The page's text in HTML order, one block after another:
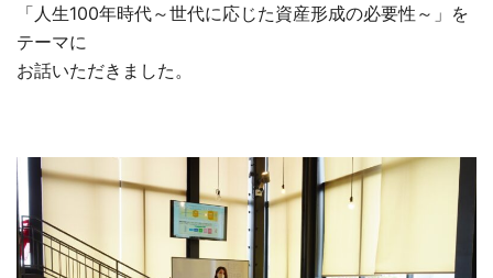
「人生100年時代～世代に応じた資産形成の必要性～」を
テーマに
お話いただきました。